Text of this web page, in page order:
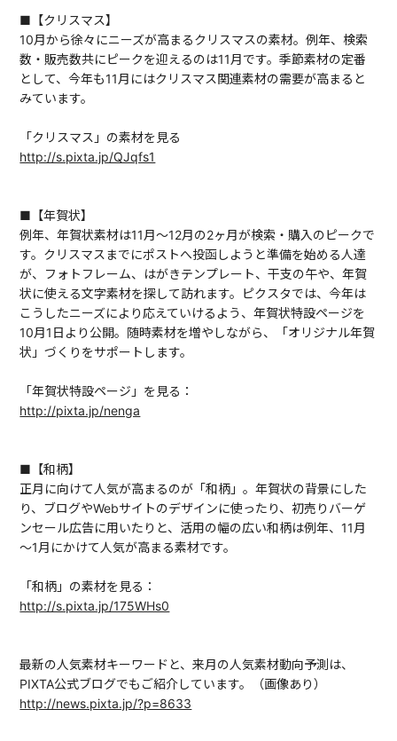
■【クリスマス】
10月から徐々にニーズが高まるクリスマスの素材。例年、検索
数・販売数共にピークを迎えるのは11月です。季節素材の定番
として、今年も11月にはクリスマス関連素材の需要が高まると
みています。
「クリスマス」の素材を見る
http://s.pixta.jp/QJqfs1
■【年賀状】
例年、年賀状素材は11月～12月の2ヶ月が検索・購入のピークで
す。クリスマスまでにポストへ投函しようと準備を始める人達
が、フォトフレーム、はがきテンプレート、干支の午や、年賀
状に使える文字素材を探して訪れます。ピクスタでは、今年は
こうしたニーズにより応えていけるよう、年賀状特設ページを
10月1日より公開。随時素材を増やしながら、「オリジナル年賀
状」づくりをサポートします。
「年賀状特設ページ」を見る：
http://pixta.jp/nenga
■【和柄】
正月に向けて人気が高まるのが「和柄」。年賀状の背景にした
り、ブログやWebサイトのデザインに使ったり、初売りバーゲ
ンセール広告に用いたりと、活用の幅の広い和柄は例年、11月
～1月にかけて人気が高まる素材です。
「和柄」の素材を見る：
http://s.pixta.jp/175WHs0
最新の人気素材キーワードと、来月の人気素材動向予測は、
PIXTA公式ブログでもご紹介しています。（画像あり）
http://news.pixta.jp/?p=8633